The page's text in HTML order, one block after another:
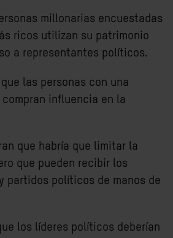
millonarias encuestadas
ricos utilizan su patrimonio
a representantes políticos.
las personas con una
influencia en la
que habría que limitar la
que pueden recibir los
partidos políticos de manos de
los líderes políticos deberían